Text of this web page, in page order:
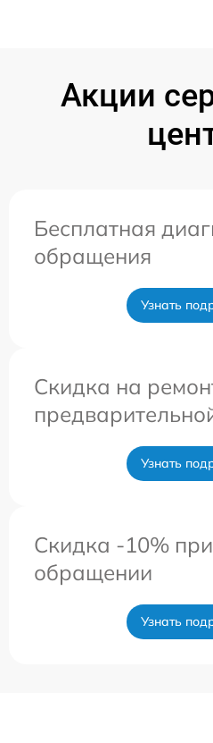
Акции
Бесплатная
обращения
Узнать
Скидка на
Узнать
Скидка -10%
обращении
Узнать